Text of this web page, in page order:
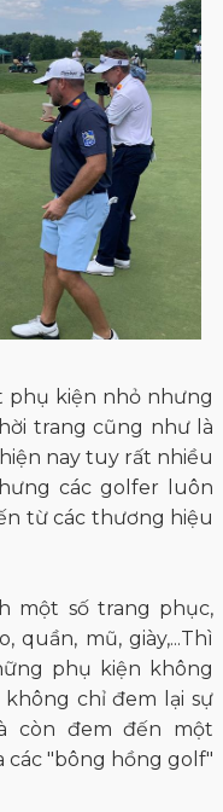
phụ kiện nhỏ nhưng
trang cũng như là
nay tuy rất nhiều
các golfer luôn
từ các thương hiệu
một số trang phục,
quần, mũ, giày,...Thì
phụ kiện không
chỉ đem lại sự
còn đem đến một
các "bông hồng golf"